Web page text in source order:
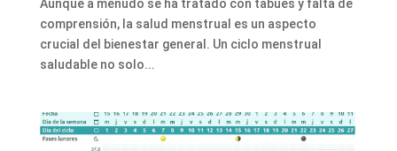
Aunque a menudo se ha tratado con tabúes y falta de
comprensión, la salud menstrual es un aspecto
crucial del bienestar general. Un ciclo menstrual
saludable no solo...